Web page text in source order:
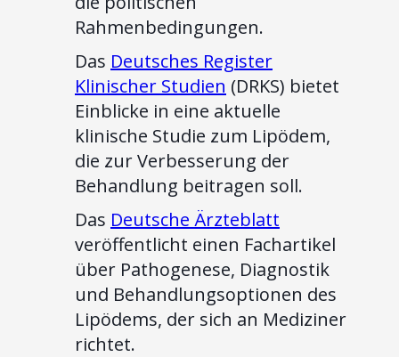
Rahmenbedingungen.
Das Deutsches Register
Klinischer Studien (DRKS) bietet
Einblicke in eine aktuelle
klinische Studie zum Lipödem,
die zur Verbesserung der
Behandlung beitragen soll.
Das Deutsche Ärzteblatt
veröffentlicht einen Fachartikel
über Pathogenese, Diagnostik
und Behandlungsoptionen des
Lipödems, der sich an Mediziner
richtet.